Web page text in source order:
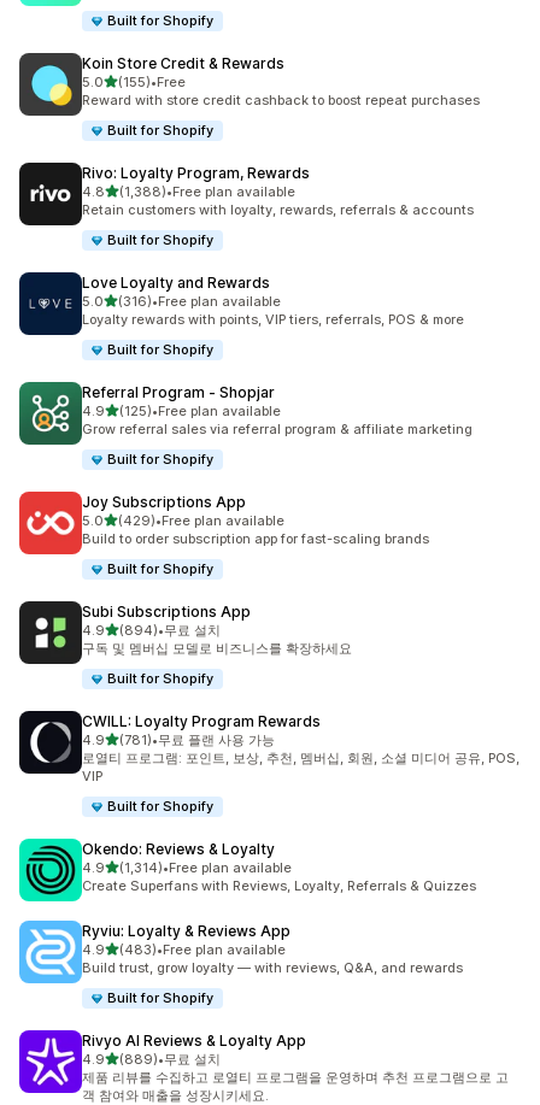
Built for Shopify
Koin Store Credit & Rewards
5.0별 5개 중
(155)
총 리뷰 155개
•Free
Reward with store credit cashback to boost repeat purchases
Built for Shopify
Rivo: Loyalty Program, Rewards
4.8별 5개 중
(1,388)
총 리뷰 1388개
•Free plan available
Retain customers with loyalty, rewards, referrals & accounts
Built for Shopify
Love Loyalty and Rewards
5.0별 5개 중
(316)
총 리뷰 316개
•Free plan available
Loyalty rewards with points, VIP tiers, referrals, POS & more
Built for Shopify
Referral Program ‑ Shopjar
4.9별 5개 중
(125)
총 리뷰 125개
•Free plan available
Grow referral sales via referral program & affiliate marketing
Built for Shopify
Joy Subscriptions App
5.0별 5개 중
(429)
총 리뷰 429개
•Free plan available
Build to order subscription app for fast-scaling brands
Built for Shopify
Subi Subscriptions App
4.9별 5개 중
(894)
총 리뷰 894개
•무료 설치
구독 및 멤버십 모델로 비즈니스를 확장하세요
Built for Shopify
CWILL: Loyalty Program Rewards
4.9별 5개 중
(781)
총 리뷰 781개
•무료 플랜 사용 가능
로열티 프로그램: 포인트, 보상, 추천, 멤버십, 회원, 소셜 미디어 공유, POS,
VIP
Built for Shopify
Okendo: Reviews & Loyalty
4.9별 5개 중
(1,314)
총 리뷰 1314개
•Free plan available
Create Superfans with Reviews, Loyalty, Referrals & Quizzes
Ryviu: Loyalty & Reviews App
4.9별 5개 중
(483)
총 리뷰 483개
•Free plan available
Build trust, grow loyalty — with reviews, Q&A, and rewards
Built for Shopify
Rivyo AI Reviews & Loyalty App
4.9별 5개 중
(889)
총 리뷰 889개
•무료 설치
제품 리뷰를 수집하고 로열티 프로그램을 운영하며 추천 프로그램으로 고
객 참여와 매출을 성장시키세요.